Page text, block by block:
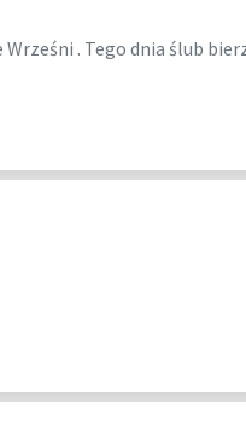
. Tego dnia ślub